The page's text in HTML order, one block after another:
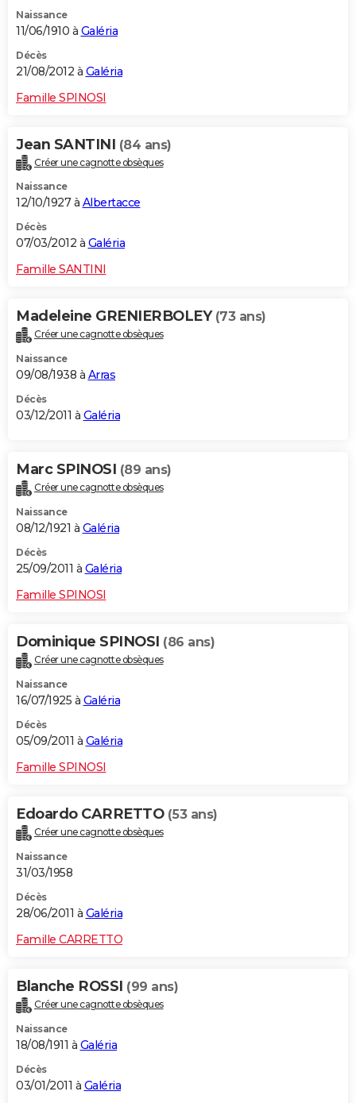
Naissance
11/06/1910 à Galéria
Décès
21/08/2012 à Galéria
Famille SPINOSI
Jean SANTINI (84 ans)
Créer une cagnotte obsèques
Naissance
12/10/1927 à Albertacce
Décès
07/03/2012 à Galéria
Famille SANTINI
Madeleine GRENIERBOLEY (73 ans)
Créer une cagnotte obsèques
Naissance
09/08/1938 à Arras
Décès
03/12/2011 à Galéria
Marc SPINOSI (89 ans)
Créer une cagnotte obsèques
Naissance
08/12/1921 à Galéria
Décès
25/09/2011 à Galéria
Famille SPINOSI
Dominique SPINOSI (86 ans)
Créer une cagnotte obsèques
Naissance
16/07/1925 à Galéria
Décès
05/09/2011 à Galéria
Famille SPINOSI
Edoardo CARRETTO (53 ans)
Créer une cagnotte obsèques
Naissance
31/03/1958
Décès
28/06/2011 à Galéria
Famille CARRETTO
Blanche ROSSI (99 ans)
Créer une cagnotte obsèques
Naissance
18/08/1911 à Galéria
Décès
03/01/2011 à Galéria